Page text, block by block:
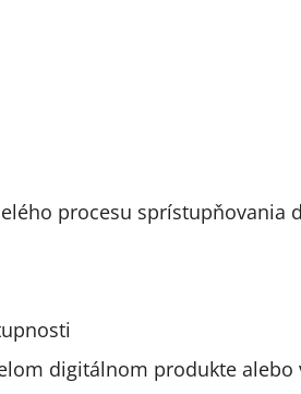
procesu sprístupňovania
digitálnom produkte alebo